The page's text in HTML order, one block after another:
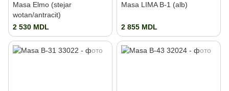
Masa Elmo (stejar
wotan/antracit)
2 530 MDL
Masa LIMA B-1 (alb)
2 855 MDL